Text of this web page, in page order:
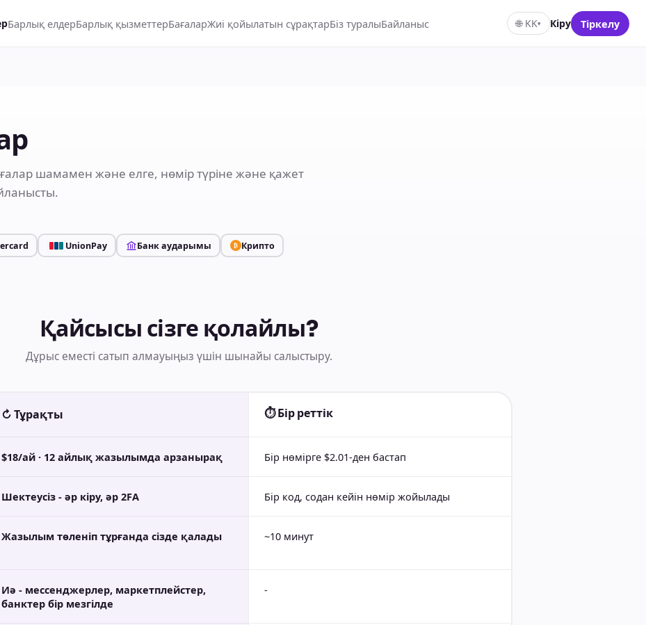
Барлық елдерБарлық қызметтерБағаларЖиі қойылатын сұрақтарБіз туралыБайланыс 🌐 KK▾ Кіру Тіркелу
шамамен және елге, нөмір түріне және қажет
UnionPay Банк аударымы ₿ Крипто
Қайсысы сізге қолайлы?
Дұрыс еместі сатып алмауыңыз үшін шынайы салыстыру.
↻ Тұрақты ⏱ Бір реттік
$18/ай · 12 айлық жазылымда арзанырақ Бір нөмірге $2.01-ден бастап
Шектеусіз - әр кіру, әр 2FA Бір код, содан кейін нөмір жойылады
Жазылым төленіп тұрғанда сізде қалады ~10 минут
Иә - мессенджерлер, маркетплейстер,
банктер бір мезгілде
-